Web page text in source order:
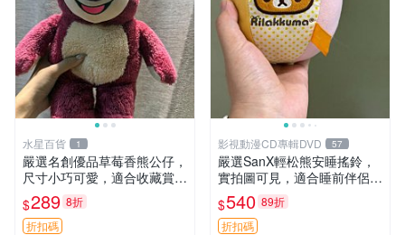
水星百貨 1
嚴選名創優品草莓香熊公仔，
尺寸小巧可愛，適合收藏賞玩
30cm 玩具 公仔 草莓熊
$289 8折
折扣碼
影視動漫CD專輯DVD 57
嚴選SanX輕松熊安睡搖鈴，
實拍圖可見，適合睡前伴侶，
Picks安撫好物 0325 懸吊 電
腦
$540 89折
折扣碼